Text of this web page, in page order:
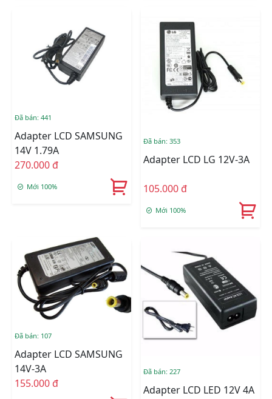
Đã bán: 441
Adapter LCD SAMSUNG
14V 1.79A
270.000 đ
Mới 100%
Đã bán: 353
Adapter LCD LG 12V-3A
105.000 đ
Mới 100%
Đã bán: 107
Adapter LCD SAMSUNG
14V-3A
155.000 đ
Đã bán: 227
Adapter LCD LED 12V 4A